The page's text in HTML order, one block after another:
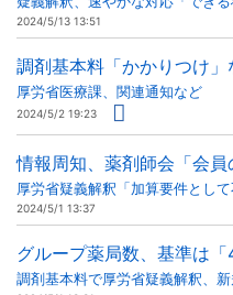
2024/5/13 13:51
調剤基本料「かかりつけ
厚労省医療課、関連通知など
2024/5/2 19:23
情報周知、薬剤師会「会
厚労省疑義解釈「加算要件として
2024/5/1 13:37
グループ薬局数、基準は「
調剤基本料で厚労省疑義解釈、新